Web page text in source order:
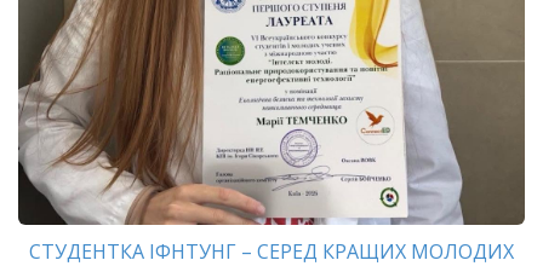
СТУДЕНТКА ІФНТУНГ – СЕРЕД КРАЩИХ МОЛОДИХ